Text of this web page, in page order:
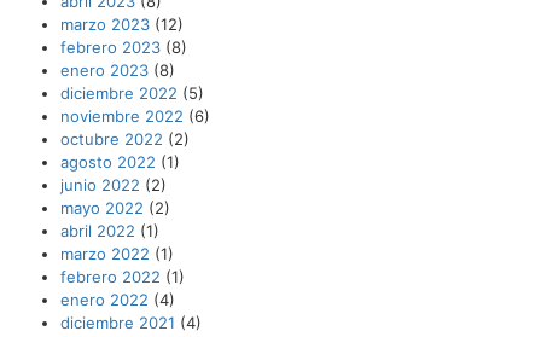
marzo 2023 (12)
febrero 2023 (8)
enero 2023 (8)
diciembre 2022 (5)
noviembre 2022 (6)
octubre 2022 (2)
agosto 2022 (1)
junio 2022 (2)
mayo 2022 (2)
abril 2022 (1)
marzo 2022 (1)
febrero 2022 (1)
enero 2022 (4)
diciembre 2021 (4)